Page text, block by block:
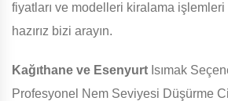
fiyatları ve modelleri kiralama
hazırız bizi arayın.
Kağıthane ve Esenyurt Isımak
Profesyonel Nem Seviyesi Düşürme